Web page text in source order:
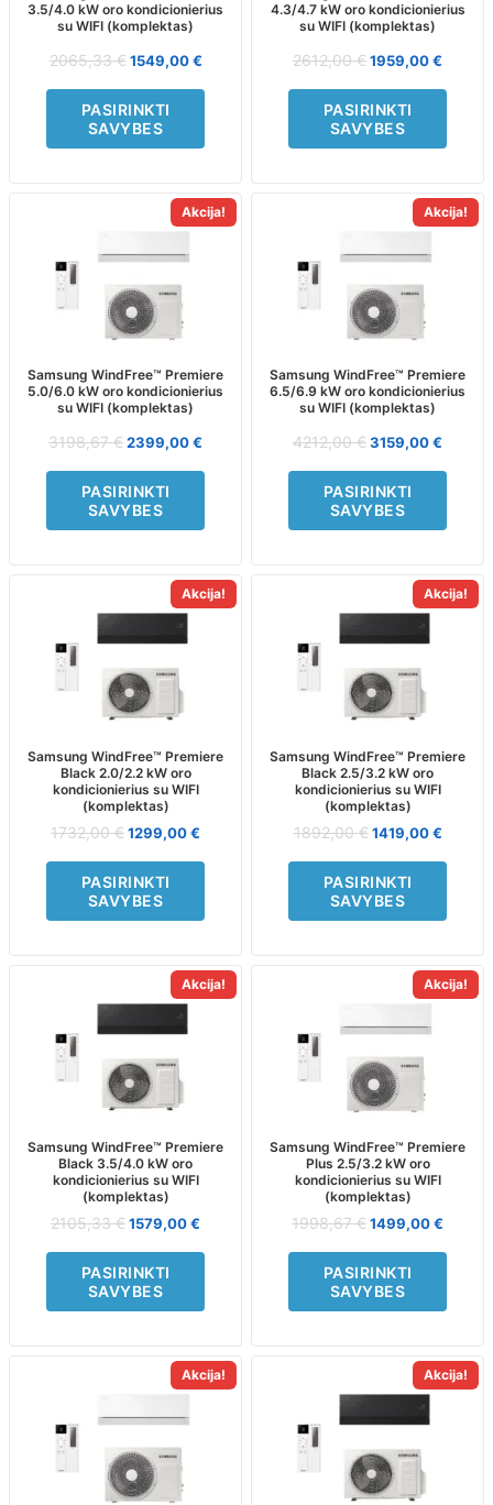
3.5/4.0 kW oro kondicionierius
su WIFI (komplektas)
2065,33€ 1549,00€
PASIRINKTI
SAVYBES
be
chosen
on
product
page
4.3/4.7 kW oro kondicionierius
su WIFI (komplektas)
2612,00€1959,00€
PASIRINKTI
SAVYBES
be
chosen
on
product
page
Akcija!
Samsung WindFree™ Premiere
5.0/6.0 kW oro kondicionierius
su WIFI (komplektas)
3198,67€2399,00€
PASIRINKTI
SAVYBES
has
multiple
variants.
The
may
be
chosen
on
product
page
Akcija!
Samsung WindFree™ Premiere
6.5/6.9 kW oro kondicionierius
su WIFI (komplektas)
4212,00€3159,00€
PASIRINKTI
SAVYBES
has
multiple
variants.
The
may
be
chosen
on
product
page
Akcija!
Samsung WindFree™ Premiere
Black 2.0/2.2 kW oro
kondicionierius su WIFI
(komplektas)
1732,00€1299,00€
PASIRINKTI
SAVYBES
product
has
multiple
variants.
The
may
be
chosen
on
the
product
page
Akcija!
Samsung WindFree™ Premiere
Black 2.5/3.2 kW oro
kondicionierius su WIFI
(komplektas)
1892,00€ 1419,00€
PASIRINKTI
SAVYBES
product
has
multiple
variants.
The
may
be
chosen
on
the
product
page
Akcija!
Samsung WindFree™ Premiere
Black 3.5/4.0 kW oro
kondicionierius su WIFI
(komplektas)
2105,33€1579,00€
PASIRINKTI
SAVYBES
product
has
multiple
variants.
The
may
be
chosen
on
the
product
page
Akcija!
Samsung WindFree™ Premiere
Plus 2.5/3.2 kW oro
kondicionierius su WIFI
(komplektas)
1998,67€1499,00€
PASIRINKTI
SAVYBES
has
multiple
variants.
The
may
be
chosen
on
the
product
page
Akcija!
has
multiple
variants.
The
Akcija!
product
has
multiple
variants.
The